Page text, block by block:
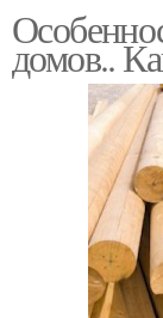
домов..